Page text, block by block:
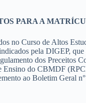
PARA A
no Curso de Altos
pela DIGEP, que
dos Preceitos
Ensino do CBMDF
ao Boletim Geral